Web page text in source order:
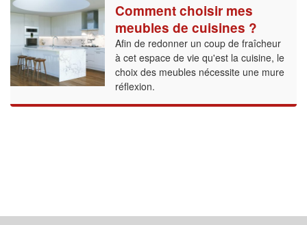
Comment choisir mes
meubles de cuisines ?
Afin de redonner un coup de fraîcheur
à cet espace de vie qu'est la cuisine, le
choix des meubles nécessite une mure
réflexion.